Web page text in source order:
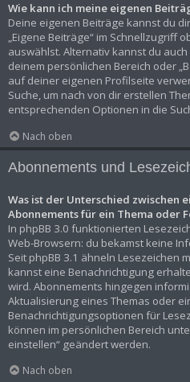
Wie kann ich meine eigenen
Deine eigenen Beiträge kannst du
„Eigene Beiträge“ im Schnellzugriff
auswählst. Alternativ kannst du
deinem persönlichen Bereich oder
auf deiner eigenen Profilseite
Suche, um nach von dir erstellen
entsprechenden Optionen in die
Nach oben
Abonnements und
Was ist der Unterschied zwischen
Abonnements für ein Thema oder
In phpBB 3.0 funktionierten
Web-Browsern: du bekamst keine
Seit phpBB 3.1 ähneln Lesezeichen
kannst eine Benachrichtigung
wird. Abonnements hingegen
Aktualisierung eines Themas oder
Benachrichtigungsoptionen für
können im persönlichen Bereich
einstellen“ geändert werden.
Nach oben